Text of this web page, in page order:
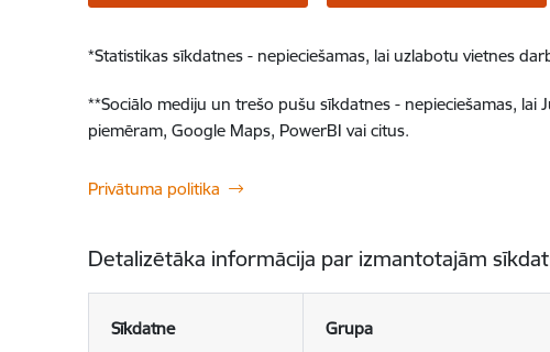
*Statistikas sīkdatnes - nepieciešamas, lai uzlabotu vietnes
**Sociālo mediju un trešo pušu sīkdatnes - nepieciešamas,
piemēram, Google Maps, PowerBI vai citus.
Privātuma politika
Detalizētāka informācija par izmantotajām
Sīkdatne Grupa